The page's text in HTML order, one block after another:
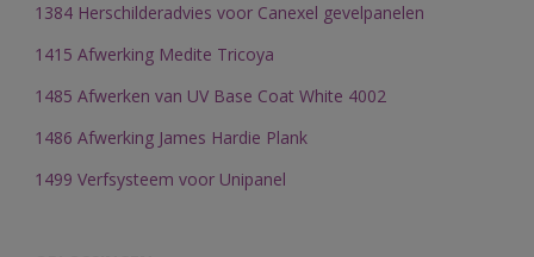
1384 Herschilderadvies voor Canexel gevelpanelen
1415 Afwerking Medite Tricoya
1485 Afwerken van UV Base Coat White 4002
1486 Afwerking James Hardie Plank
1499 Verfsysteem voor Unipanel